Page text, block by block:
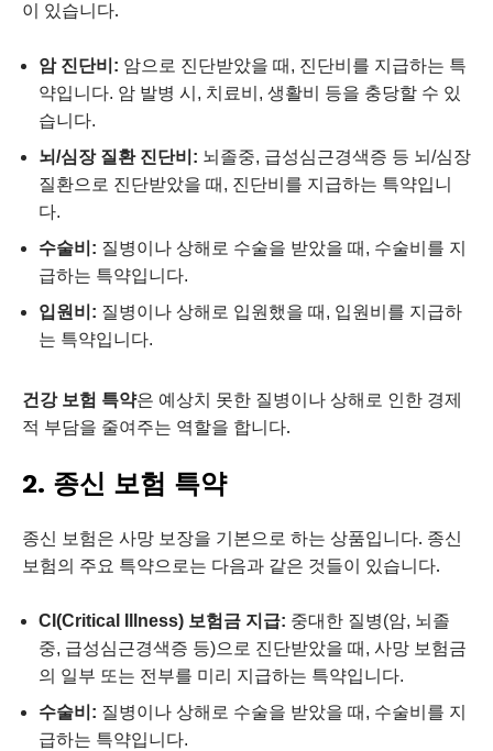
이 있습니다.
암 진단비: 암으로 진단받았을 때, 진단비를 지급하는 특
약입니다. 암 발병 시, 치료비, 생활비 등을 충당할 수 있
습니다.
뇌/심장 질환 진단비: 뇌졸중, 급성심근경색증 등 뇌/심장
질환으로 진단받았을 때, 진단비를 지급하는 특약입니
다.
수술비: 질병이나 상해로 수술을 받았을 때, 수술비를 지
급하는 특약입니다.
입원비: 질병이나 상해로 입원했을 때, 입원비를 지급하
는 특약입니다.
건강 보험 특약은 예상치 못한 질병이나 상해로 인한 경제
적 부담을 줄여주는 역할을 합니다.
2. 종신 보험 특약
종신 보험은 사망 보장을 기본으로 하는 상품입니다. 종신
보험의 주요 특약으로는 다음과 같은 것들이 있습니다.
CI(Critical Illness) 보험금 지급: 중대한 질병(암, 뇌졸
중, 급성심근경색증 등)으로 진단받았을 때, 사망 보험금
의 일부 또는 전부를 미리 지급하는 특약입니다.
수술비: 질병이나 상해로 수술을 받았을 때, 수술비를 지
급하는 특약입니다.